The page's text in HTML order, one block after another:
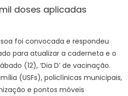
doses aplicadas
foi convocada e respondeu
para atualizar a caderneta e o
(12), ‘Dia D’ de vacinação.
(USFs), policlínicas municipais,
e pontos móveis